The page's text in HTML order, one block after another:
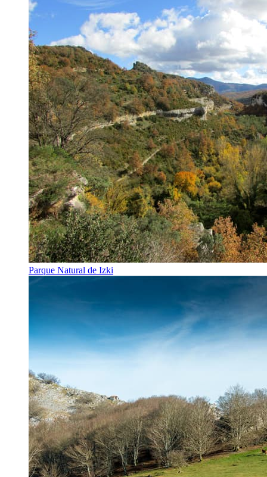
Parque Natural de Izki